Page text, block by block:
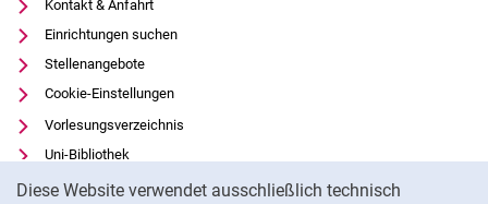
Diese Website verwendet ausschließlich technisch
Kontakt & Anfahrt
Einrichtungen suchen
Stellenangebote
Cookie-Einstellungen
Vorlesungsverzeichnis
Uni-Bibliothek
Moodle